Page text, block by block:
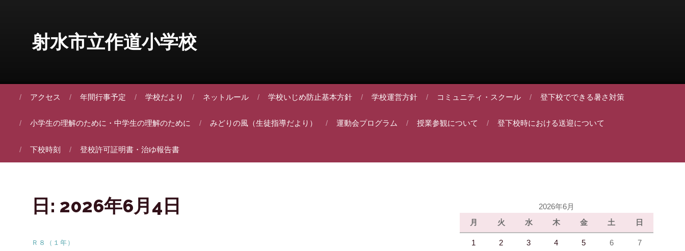
射水市立作道小学校
アクセス 年間行事予定 学校だより ネットルール 学校いじめ防止基本方針 学校運営方針 コミュニティ・スクール 登下校でできる暑さ対策
小学生の理解のために・中学生の理解のために みどりの風（生徒指導だより） 運動会プログラム 授業参観について 登下校時における送迎について
下校時刻 登校許可証明書・治ゆ報告書
日: 2026年6月4日
Ｒ８（１年）
2026年6月
月
火 水 木 金 土 日
1 2 3 4 5 6 7